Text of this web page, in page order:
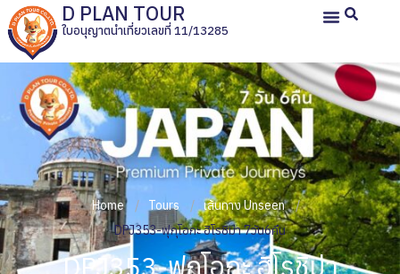
D PLAN TOUR
ใบอนุญาตนำเที่ยวเลขที่ 11/13285
Home Tours
เส้นทาง Unseen
DPJ353-ฟุกุโอกะ ฮิโรชิม่า 7วัน6คืน
DPJ353-ฟุกุโอกะ ฮิโรชิม่า